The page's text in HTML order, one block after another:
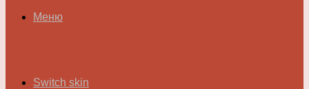
Меню
Switch skin